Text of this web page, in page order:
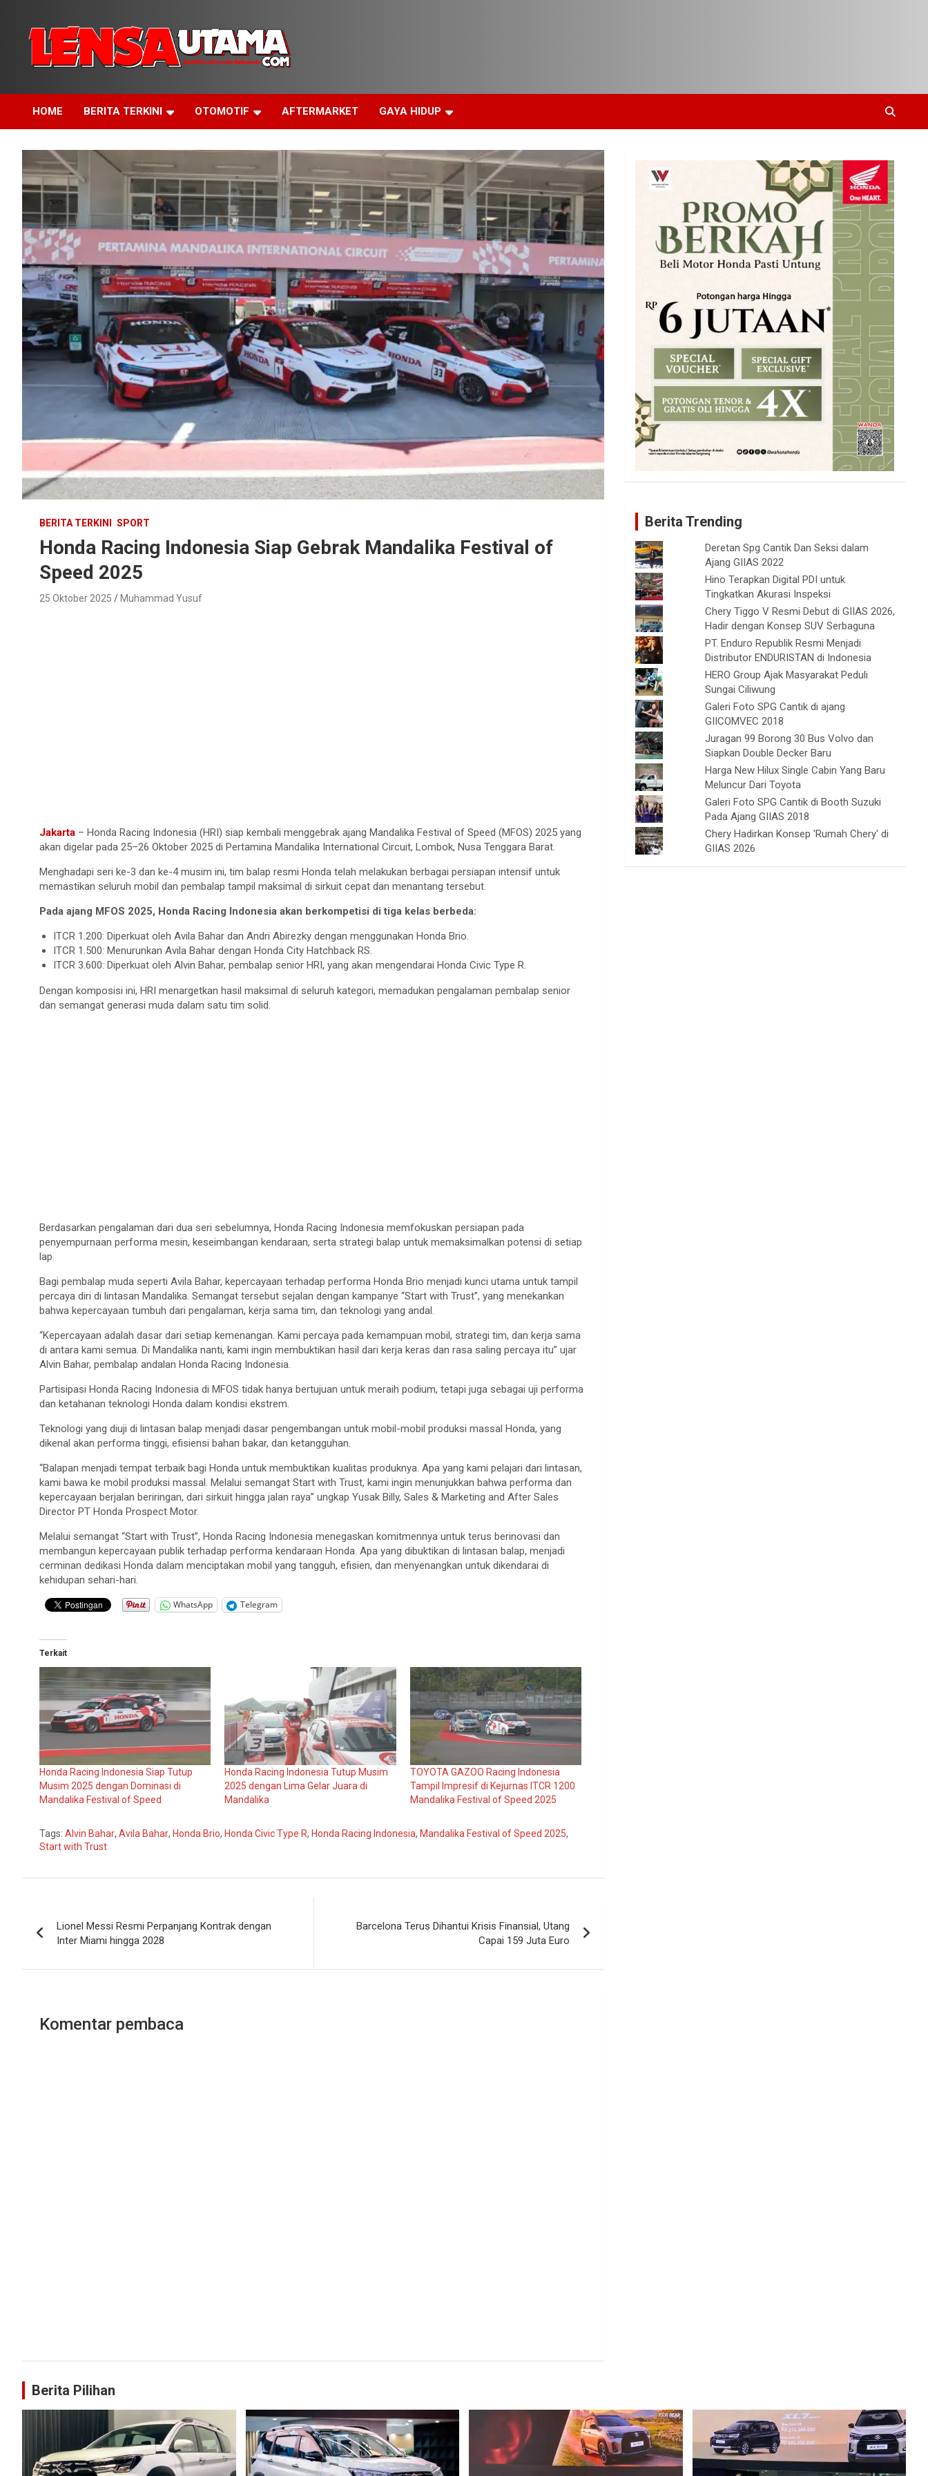
content
LensaUtama
HOME BERITA TERKINI OTOMOTIF AFTERMARKET GAYA HIDUP
BERITA TERKINI SPORT
Honda Racing Indonesia Siap Gebrak Mandalika Festival of
Speed 2025
25 Oktober 2025 Muhammad Yusuf
Jakarta – Honda Racing Indonesia (HRI) siap kembali menggebrak ajang Mandalika Festival of Speed (MFOS) 2025 yang
akan digelar pada 25–26 Oktober 2025 di Pertamina Mandalika International Circuit, Lombok, Nusa Tenggara Barat.
Menghadapi seri ke-3 dan ke-4musim ini, tim balap resmi Honda telah melakukan berbagai persiapan intensif untuk
memastikan seluruh mobil dan pembalap tampil maksimal di sirkuit cepat dan menantang tersebut.
Pada ajang MFOS 2025, Honda Racing Indonesia akan berkompetisi ditiga kelas berbeda:
ITCR 1.200: Diperkuat oleh Avila Bahar dan Andri Abirezky dengan menggunakan Honda Brio.
ITCR 1.500: Menurunkan Avila Bahar dengan Honda City Hatchback RS.
ITCR 3.600: Diperkuat oleh Alvin Bahar, pembalap senior HRI, yang akan mengendarai Honda Civic Type R.
Dengan komposisi ini, HRI menargetkan hasil maksimal di seluruh kategori, memadukan pengalaman pembalap senior
dan semangat generasi muda dalam satu tim solid.
Berdasarkan pengalaman dari dua seri sebelumnya, Honda Racing Indonesia memfokuskan persiapan pada
penyempurnaan performa mesin, keseimbangan kendaraan, serta strategi balap untuk memaksimalkan potensi di setiap
lap.
Bagi pembalap muda seperti Avila Bahar, kepercayaan terhadap performa Honda Brio menjadi kunci utama untuk tampil
percaya diri di lintasan Mandalika. Semangat tersebut sejalan dengan kampanye “Start with Trust”, yang menekankan
bahwa kepercayaan tumbuh dari pengalaman, kerja sama tim, dan teknologi yang andal.
“Kepercayaan adalah dasar dari setiap kemenangan. Kami percaya pada kemampuan mobil, strategi tim, dan kerja sama
di antara kami semua. Di Mandalika nanti, kami ingin membuktikan hasil dari kerja keras dan rasa saling percaya itu” ujar
Alvin Bahar, pembalap andalan Honda Racing Indonesia.
Partisipasi Honda Racing Indonesia di MFOS tidak hanya bertujuan untuk meraih podium, tetapi juga sebagai uji performa
dan ketahanan teknologi Honda dalam kondisi ekstrem.
Teknologi yang diuji di lintasan balap menjadi dasar pengembangan untuk mobil-mobil produksi massal Honda, yang
dikenal akan performa tinggi, efisiensi bahan bakar, dan ketangguhan.
“Balapan menjadi tempat terbaik bagi Honda untuk membuktikan kualitas produknya. Apa yang kami pelajari dari lintasan,
kami bawa ke mobil produksi massal. Melalui semangat Start with Trust, kami ingin menunjukkan bahwa performa dan
kepercayaan berjalan beriringan, dari sirkuit hingga jalan raya” ungkap Yusak Billy, Sales & Marketing and After Sales
Director PT Honda Prospect Motor.
Melalui semangat “Start with Trust”, Honda Racing Indonesia menegaskan komitmennya untuk terus berinovasi dan
membangun kepercayaan publik terhadap performa kendaraan Honda. Apa yang dibuktikan di lintasan balap, menjadi
cerminan dedikasi Honda dalam menciptakan mobil yang tangguh, efisien, dan menyenangkan untuk dikendarai di
kehidupan sehari-hari.
WhatsApp Telegram
Terkait
Honda Racing Indonesia Siap Tutup
Musim 2025 dengan Dominasi di
Mandalika Festival of Speed
Honda Racing Indonesia Tutup Musim
2025 dengan Lima Gelar Juara di
Mandalika
TOYOTA GAZOO Racing Indonesia
Tampil Impresif di Kejurnas ITCR 1200
Mandalika Festival of Speed 2025
Tags: Alvin Bahar, Avila Bahar, Honda Brio, Honda Civic Type R, Honda Racing Indonesia, Mandalika Festival of Speed 2025,
Start with Trust
pos
Lionel Messi Resmi Perpanjang Kontrak dengan
Inter Miami hingga 2028
Barcelona Terus Dihantui Krisis Finansial, Utang
Capai 159 Juta Euro
Komentar pembaca
Berita Trending
Deretan Spg Cantik Dan Seksi dalam
Ajang GIIAS 2022
Hino Terapkan Digital PDI untuk
Tingkatkan Akurasi Inspeksi
Chery Tiggo V Resmi Debut di GIIAS 2026,
Hadir dengan Konsep SUV Serbaguna
PT. Enduro Republik Resmi Menjadi
Distributor ENDURISTAN di Indonesia
HERO Group Ajak Masyarakat Peduli
Sungai Ciliwung
Galeri Foto SPG Cantik di ajang
GIICOMVEC 2018
Juragan 99 Borong 30 Bus Volvo dan
Siapkan Double Decker Baru
Harga New Hilux Single Cabin Yang Baru
Meluncur Dari Toyota
Galeri Foto SPG Cantik di Booth Suzuki
Pada Ajang GIIAS 2018
Chery Hadirkan Konsep 'Rumah Chery' di
GIIAS 2026
Berita Pilihan